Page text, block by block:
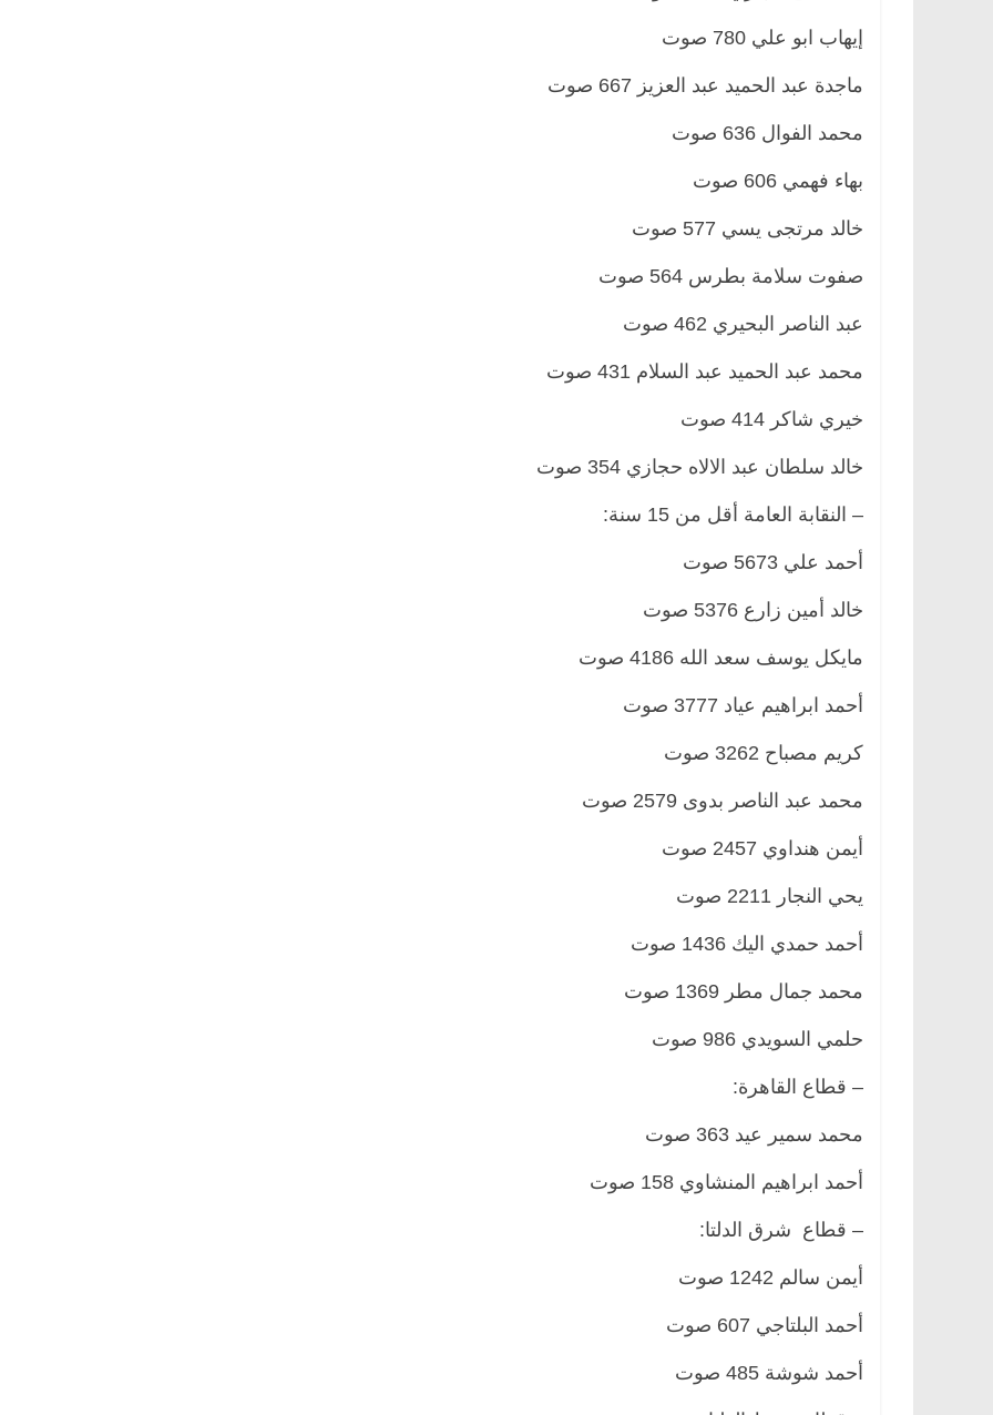
إيهاب ابو علي 780 صوت
ماجدة عبد الحميد عبد العزيز 667 صوت
محمد الفوال 636 صوت
بهاء فهمي 606 صوت
خالد مرتجى يسي 577 صوت
صفوت سلامة بطرس 564 صوت
عبد الناصر البحيري 462 صوت
محمد عبد الحميد عبد السلام 431 صوت
خيري شاكر 414 صوت
خالد سلطان عبد الالاه حجازي 354 صوت
– النقابة العامة أقل من 15 سنة:
أحمد علي 5673 صوت
خالد أمين زارع 5376 صوت
مايكل يوسف سعد الله 4186 صوت
أحمد ابراهيم عياد 3777 صوت
كريم مصباح 3262 صوت
محمد عبد الناصر بدوى 2579 صوت
أيمن هنداوي 2457 صوت
يحي النجار 2211 صوت
أحمد حمدي اليك 1436 صوت
محمد جمال مطر 1369 صوت
حلمي السويدي 986 صوت
– قطاع القاهرة:
محمد سمير عيد 363 صوت
أحمد ابراهيم المنشاوي 158 صوت
– قطاع شرق الدلتا:
أيمن سالم 1242 صوت
أحمد البلتاجي 607 صوت
أحمد شوشة 485 صوت